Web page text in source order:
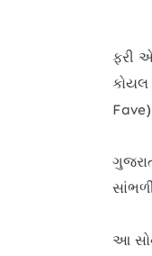
ફરી
કોયલ
આ